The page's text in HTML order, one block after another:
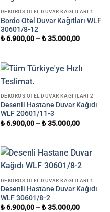
DEKOROS OTEL DUVAR KAĞITLARI 1
Bordo Otel Duvar Kağıtları WLF
30601/8-12
₺6.900,00– ₺35.000,00
DEKOROS OTEL DUVAR KAĞITLARI 2
Desenli Hastane Duvar Kağıdı
WLF 20601/11-3
₺6.900,00– ₺35.000,00
DEKOROS OTEL DUVAR KAĞITLARI 1
Desenli Hastane Duvar Kağıdı
WLF 30601/8-2
₺6.900,00– ₺35.000,00